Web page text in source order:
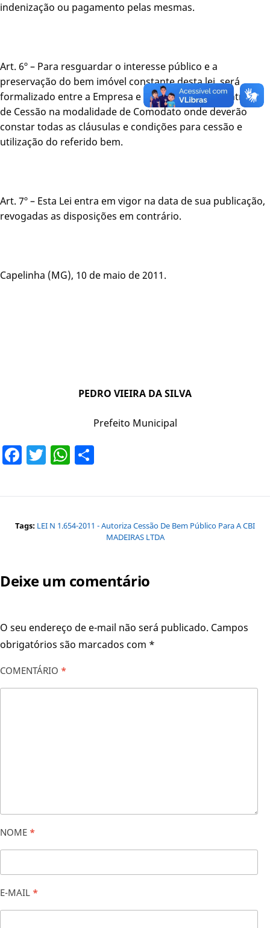
indenização ou pagamento pelas mesmas.
Art. 6º – Para resguardar o interesse público e a
preservação do bem imóvel constante desta lei, será
formalizado entre a Empresa e o Município um Contrato
de Cessão na modalidade de Comodato onde deverão
constar todas as cláusulas e condições para cessão e
utilização do referido bem.
Art. 7º – Esta Lei entra em vigor na data de sua publicação,
revogadas as disposições em contrário.
Capelinha (MG), 10 de maio de 2011.
PEDRO VIEIRA DA SILVA
Prefeito Municipal
Facebook
TwitterWhatsApp
Tags: LEI N 1.654-2011 - Autoriza Cessão De Bem Público Para A CBI
MADEIRAS LTDA
Deixe um comentário
O seu endereço de e-mail não será publicado. Campos
obrigatórios são marcados com *
COMENTÁRIO *
NOME *
E-MAIL *